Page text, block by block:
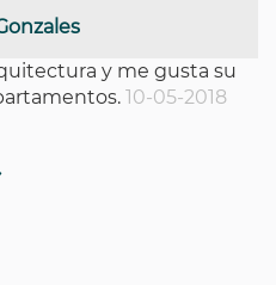
y me gusta su
10-05-2018